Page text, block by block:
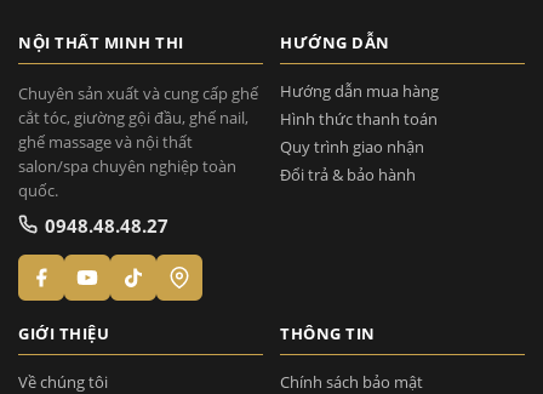
NỘI THẤT MINH THI
Chuyên sản xuất và cung cấp ghế
cắt tóc, giường gội đầu, ghế nail,
ghế massage và nội thất
salon/spa chuyên nghiệp toàn
quốc.
0948.48.48.27
GIỚI THIỆU
Về chúng tôi
HƯỚNG DẪN
Hướng dẫn mua hàng
Hình thức thanh toán
Quy trình giao nhận
Đổi trả & bảo hành
THÔNG TIN
Chính sách bảo mật